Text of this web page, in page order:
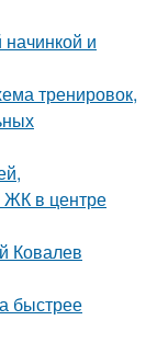
и
тренировок,
ЖК в центре
Ковалев
быстрее